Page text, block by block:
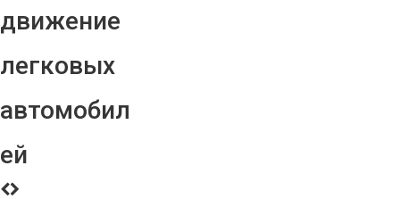
движение
легковых
автомобил
ей